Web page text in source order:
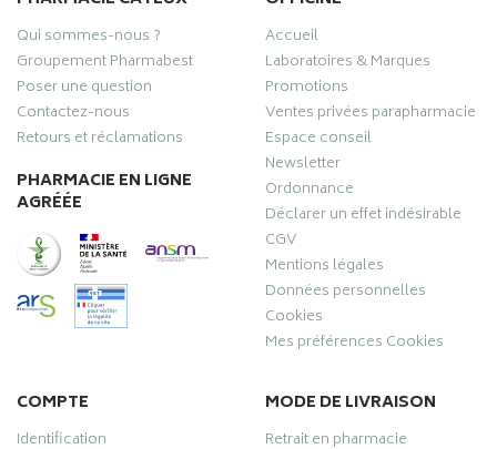
Qui sommes-nous ?
Groupement Pharmabest
Poser une question
Contactez-nous
Retours et réclamations
PHARMACIE EN LIGNE
AGRÉÉE
Accueil
Laboratoires & Marques
Promotions
Ventes privées parapharmacie
Espace conseil
Newsletter
Ordonnance
Déclarer un effet indésirable
CGV
Mentions légales
Données personnelles
Cookies
Mes préférences Cookies
COMPTE
Identification
MODE DE LIVRAISON
Retrait en pharmacie